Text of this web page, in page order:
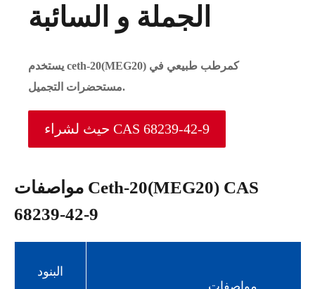
الجملة و السائبة
يستخدم ceth-20(MEG20) كمرطب طبيعي في
مستحضرات التجميل.
حيث لشراء CAS 68239-42-9
مواصفات Ceth-20(MEG20) CAS
68239-42-9
البنود